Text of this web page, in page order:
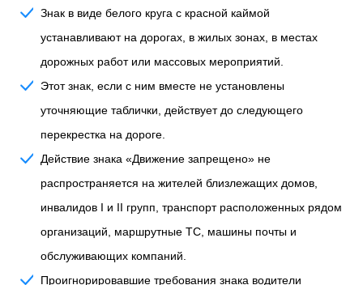
Знак в виде белого круга с красной каймой
устанавливают на дорогах, в жилых зонах, в местах
дорожных работ или массовых мероприятий.
Этот знак, если с ним вместе не установлены
уточняющие таблички, действует до следующего
перекрестка на дороге.
Действие знака «Движение запрещено» не
распространяется на жителей близлежащих домов,
инвалидов I и II групп, транспорт расположенных рядом
организаций, маршрутные ТС, машины почты и
обслуживающих компаний.
Проигнорировавшие требования знака водители